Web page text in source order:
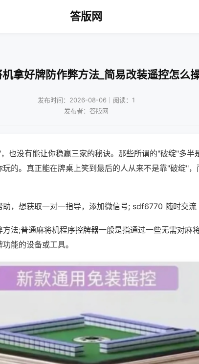
答版网
拿好牌防作弊方法_简易改装遥控怎么
发布时间：2026-08-06｜阅读：1
发布者：答版网
也没有能让你稳赢三家的秘诀。那些所谓的"破绽"多半
的。真正能在牌桌上笑到最后的人从来不是靠"破绽"
，想获取一对一指导，添加微信号; sdf6770 随时交流
法;普通麻将机程序控牌器一般是指通过一些无需对麻
能的设备或工具。